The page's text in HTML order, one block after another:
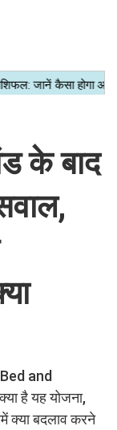
के बाद
and
है यह योजना,
क्या बदलाव करने